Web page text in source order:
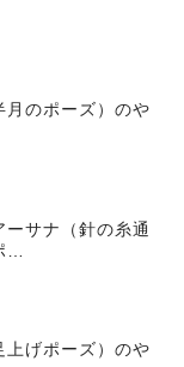
月のポーズ）のや
サナ（針の糸通
…
上げポーズ）のや